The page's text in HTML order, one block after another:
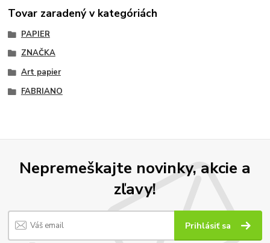
Tovar zaradený v kategóriách
PAPIER
ZNAČKA
Art papier
FABRIANO
Nepremeškajte novinky, akcie a
zľavy!
Prihlásiť sa